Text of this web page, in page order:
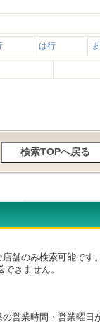
は行
舗のみ検索可能です。
きません。
営業時間・営業曜日